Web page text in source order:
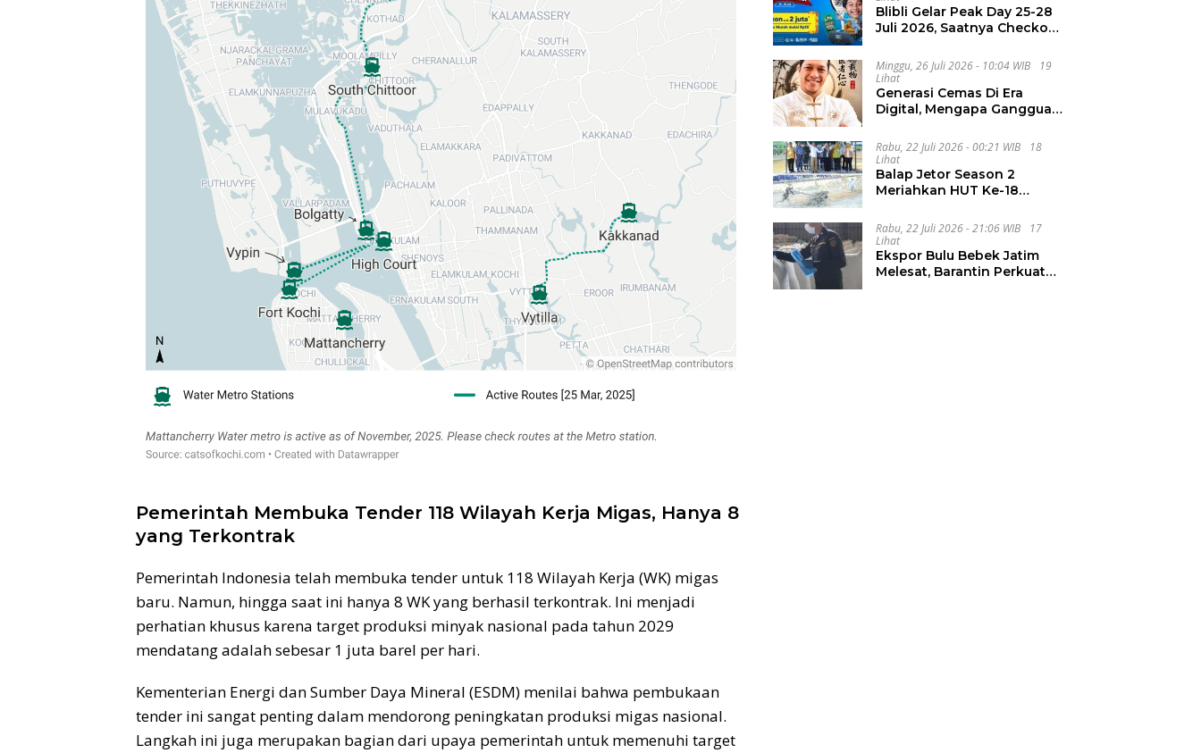
Pemerintah Membuka Tender 118 Wilayah Kerja Migas, Hanya 8
yang Terkontrak
Pemerintah Indonesia telah membuka tender untuk 118 Wilayah Kerja (WK) migas
baru. Namun, hingga saat ini hanya 8 WK yang berhasil terkontrak. Ini menjadi
perhatian khusus karena target produksi minyak nasional pada tahun 2029
mendatang adalah sebesar 1 juta barel per hari.
Kementerian Energi dan Sumber Daya Mineral (ESDM) menilai bahwa pembukaan
tender ini sangat penting dalam mendorong peningkatan produksi migas nasional.
Langkah ini juga merupakan bagian dari upaya pemerintah untuk memenuhi target
Blibli Gelar Peak Day 25-28
Juli 2026, Saatnya Checkout
Minggu, 26 Juli 2026 - 10:04 WIB
19
Lihat
Generasi Cemas Di Era
Digital, Mengapa Gangguan
Meningkat
Rabu, 22 Juli 2026 - 00:21 WIB
18
Lihat
Balap Jetor Season 2
Meriahkan HUT Ke-18
Generasi Muda Majukan
Pertanian
Rabu, 22 Juli 2026 - 21:06 WIB
17
Lihat
Ekspor Bulu Bebek Jatim
Melesat, Barantin Perkuat